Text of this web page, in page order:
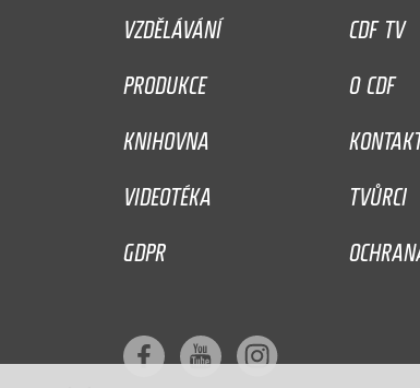
VZDĚLÁVÁNÍ
CDF TV
PRODUKCE
O CDF
KNIHOVNA
VIDEOTÉKA
TVŮRCI
GDPR